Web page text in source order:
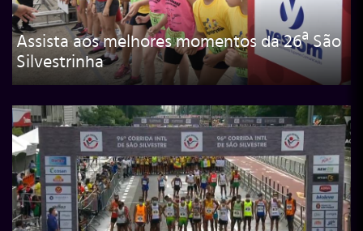
Assista aos melhores momentos da 26ª São
Silvestrinha